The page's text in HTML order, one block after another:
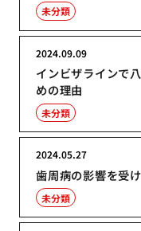
未分類
インビザラインで
めの理由
2024.09.09
未分類
歯周病の影響を受
2024.05.27
未分類